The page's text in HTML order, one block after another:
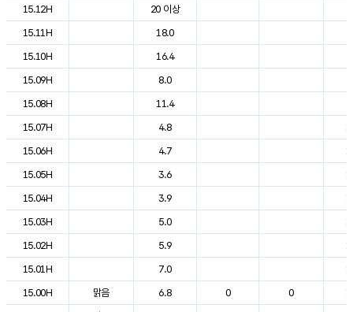
15.12H
20 이상
15.11H
18.0
15.10H
16.4
15.09H
8.0
15.08H
11.4
15.07H
4.8
15.06H
4.7
15.05H
3.6
15.04H
3.9
15.03H
5.0
15.02H
5.9
15.01H
7.0
15.00H
맑음 6.8 0 0